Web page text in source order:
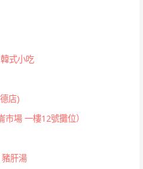
式小吃
店)
市場 一樓12號攤位）
豬肝湯